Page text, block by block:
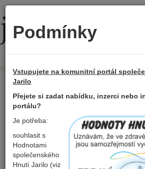
Podmínky
Vstupujete na komunitní portál
Jarilo
Přejete si zadat nabídku, inzerci nebo
portálu?
Je potřeba:
souhlasit s
Hodnotami
společenského
Hnutí Jarilo (viz
Domů
Semínkovna
Semínková banka zejména s původními
ovoce, keřů, a dalších rostlin.